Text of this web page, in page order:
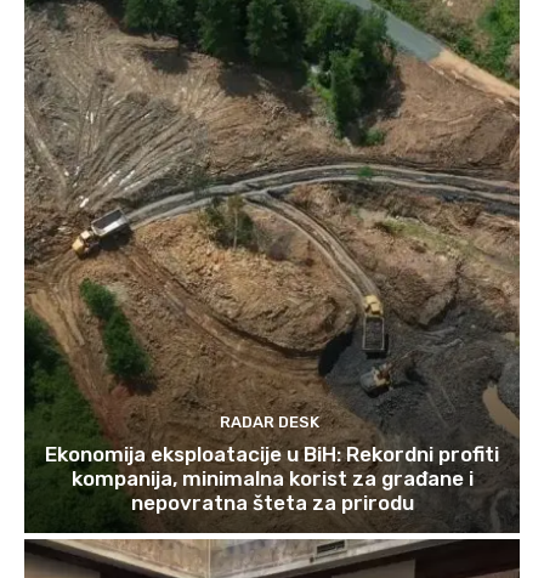
RADAR DESK
Ekonomija eksploatacije u BiH: Rekordni profiti
kompanija, minimalna korist za građane i
nepovratna šteta za prirodu